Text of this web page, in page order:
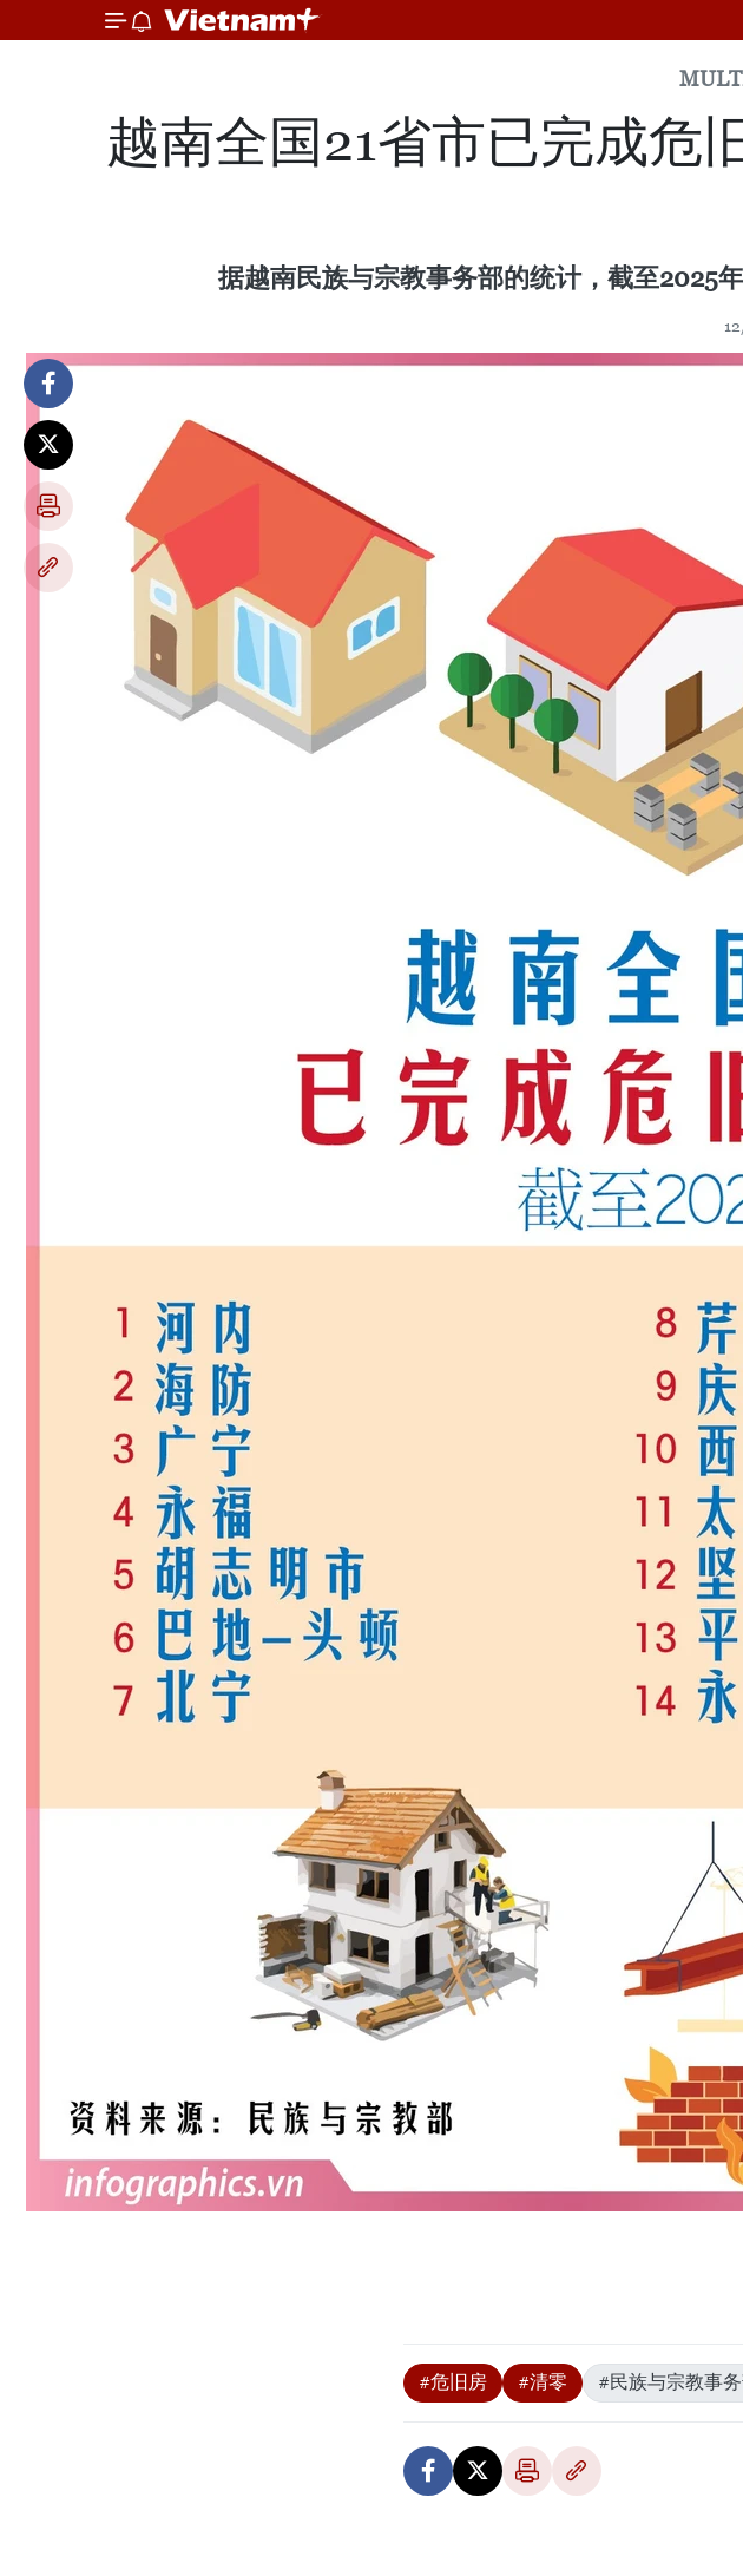
越南全国21省市已完成危
据越南民族与宗教事务部的统计，截至2025
#危旧房 #清零 #民族与宗教事